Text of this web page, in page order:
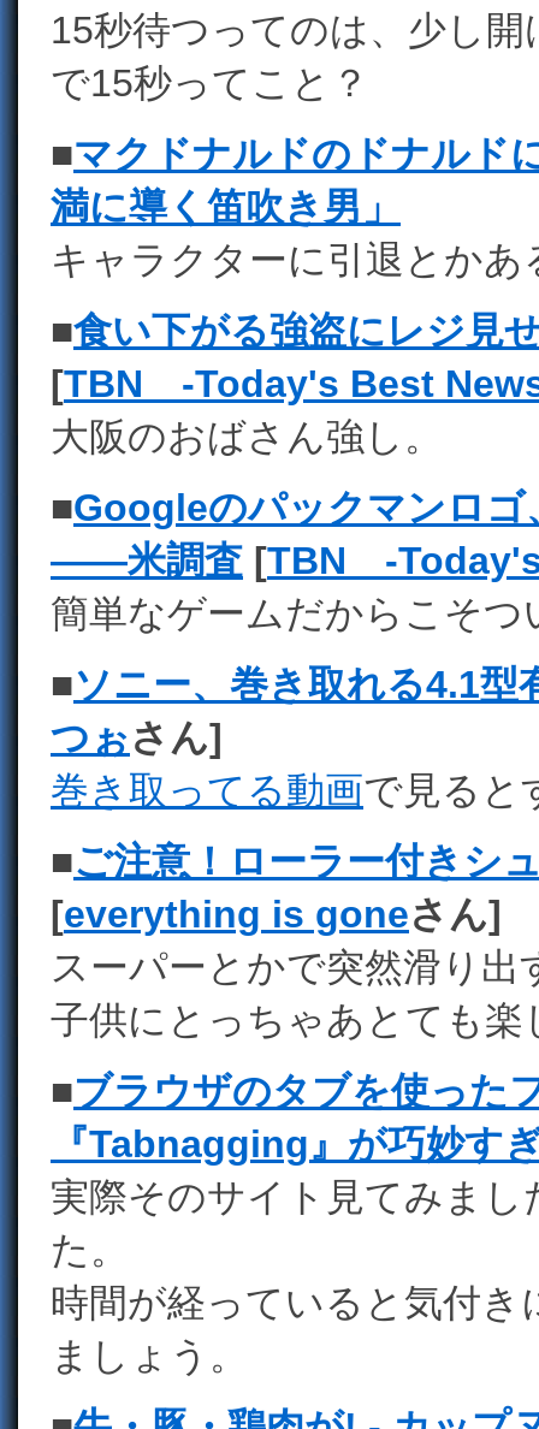
15秒待つってのは、少し
で15秒ってこと？
■マクドナルドのドナルド
満に導く笛吹き男」
キャラクターに引退とかあ
■食い下がる強盗にレジ見
[TBN -Today's Best
大阪のおばさん強し。
■Googleのパックマンロゴ
――米調査 [TBN -
簡単なゲームだからこそ
■ソニー、巻き取れる4.1
つぉさん]
巻き取ってる動画で見ると
■ご注意！ローラー付きシ
[everything is goneさん]
スーパーとかで突然滑り出
子供にとっちゃあとても
■ブラウザのタブを使った
『Tabnagging』が巧妙す
実際そのサイト見てみま
た。
時間が経っていると気付
ましょう。